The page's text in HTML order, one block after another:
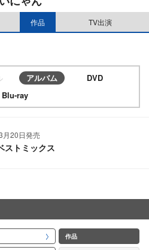
作品 TV出演
アルバム
DVD
Blu-ray
月20日発売
ストミックス
作品